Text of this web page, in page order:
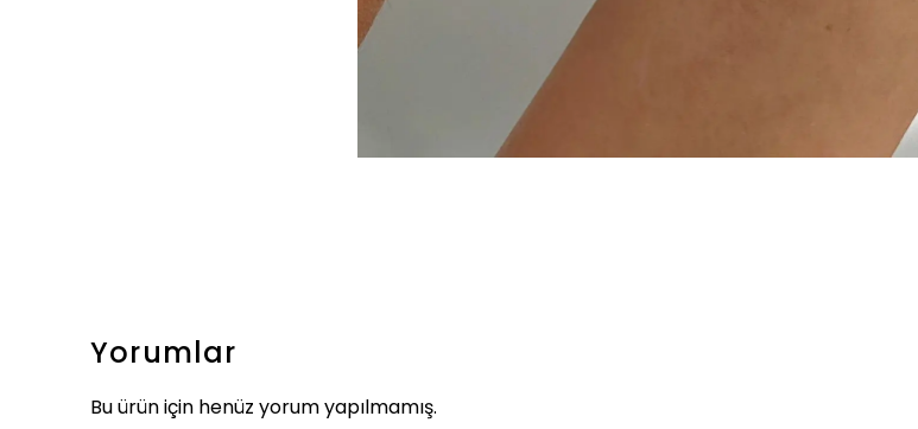
Yorumlar
Bu ürün için henüz yorum yapılmamış.